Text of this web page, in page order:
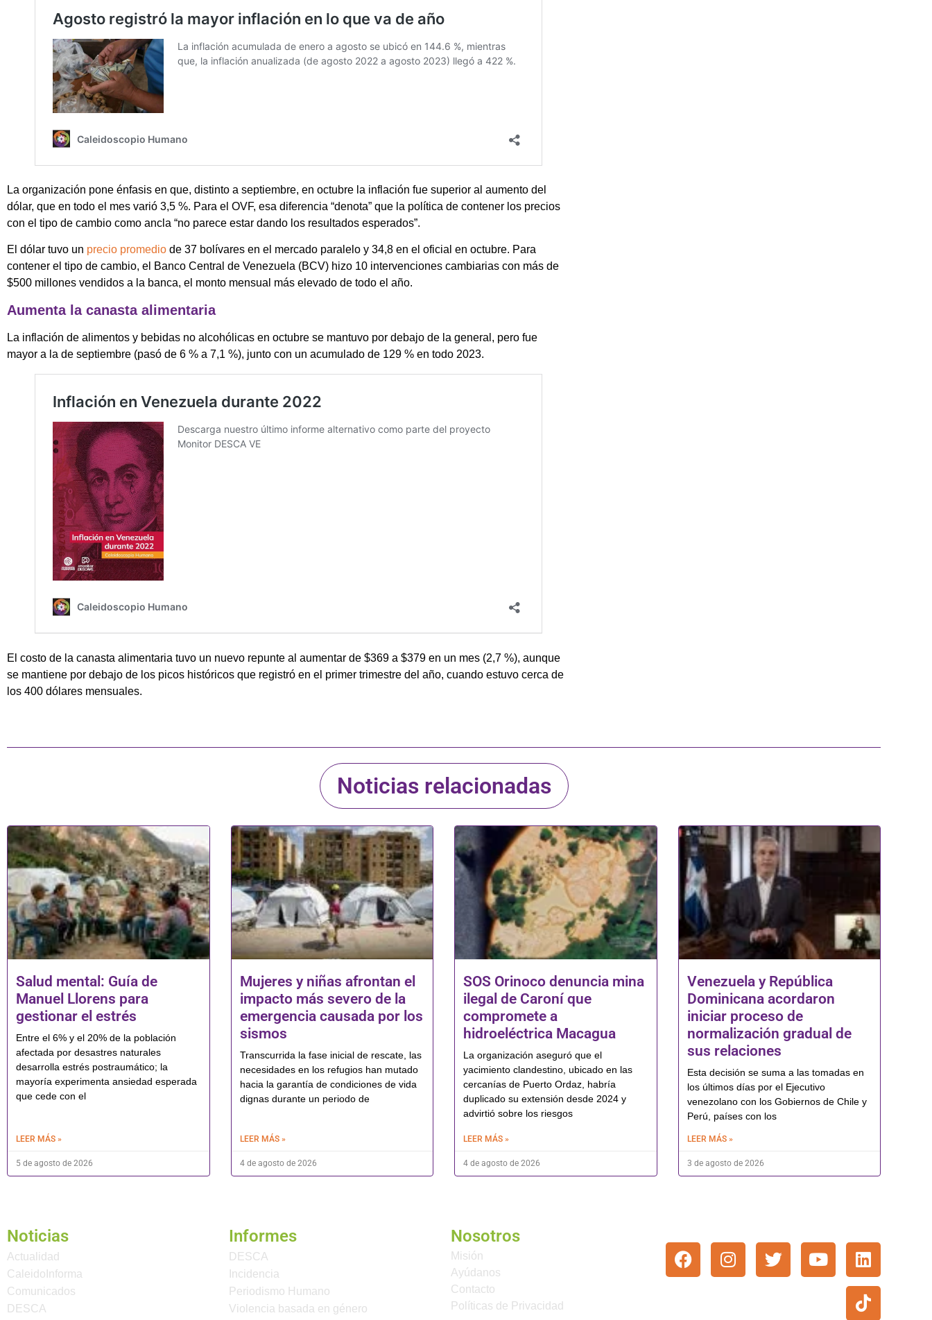
La organización pone énfasis en que, distinto a septiembre, en octubre la inflación fue superior al aumento del
dólar, que en todo el mes varió 3,5 %. Para el OVF, esa diferencia “denota” que la política de contener los precios
con el tipo de cambio como ancla “no parece estar dando los resultados esperados”.
El dólar tuvo un precio promedio de 37 bolívares en el mercado paralelo y 34,8 en el oficial en octubre. Para
contener el tipo de cambio, el Banco Central de Venezuela (BCV) hizo 10 intervenciones cambiarias con más de
$500 millones vendidos a la banca, el monto mensual más elevado de todo el año.
Aumenta la canasta alimentaria
La inflación de alimentos y bebidas no alcohólicas en octubre se mantuvo por debajo de la general, pero fue
mayor a la de septiembre (pasó de 6 % a 7,1 %), junto con un acumulado de 129 % en todo 2023.
El costo de la canasta alimentaria tuvo un nuevo repunte al aumentar de $369 a $379 en un mes (2,7 %), aunque
se mantiene por debajo de los picos históricos que registró en el primer trimestre del año, cuando estuvo cerca de
los 400 dólares mensuales.
Noticias relacionadas
Salud mental: Guía de
Manuel Llorens para
gestionar el estrés
Entre el 6% y el 20% de la población
afectada por desastres naturales
desarrolla estrés postraumático; la
mayoría experimenta ansiedad esperada
que cede con el
LEER MÁS »
5 de agosto de 2026
Mujeres y niñas afrontan el
impacto más severo de la
emergencia causada por los
sismos
Transcurrida la fase inicial de rescate, las
necesidades en los refugios han mutado
hacia la garantía de condiciones de vida
dignas durante un periodo de
LEER MÁS »
4 de agosto de 2026
SOS Orinoco denuncia mina
ilegal de Caroní que
compromete a
hidroeléctrica Macagua
La organización aseguró que el
yacimiento clandestino, ubicado en las
cercanías de Puerto Ordaz, habría
duplicado su extensión desde 2024 y
advirtió sobre los riesgos
LEER MÁS »
4 de agosto de 2026
Venezuela y República
Dominicana acordaron
iniciar proceso de
normalización gradual de
sus relaciones
Esta decisión se suma a las tomadas en
los últimos días por el Ejecutivo
venezolano con los Gobiernos de Chile y
Perú, países con los
LEER MÁS »
3 de agosto de 2026
Noticias
Actualidad
CaleidoInforma
Comunicados
DESCA
Informes
DESCA
Incidencia
Periodismo Humano
Violencia basada en género
Nosotros
Misión
Ayúdanos
Contacto
Políticas de Privacidad